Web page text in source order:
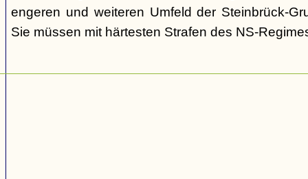
engeren und weiteren Umfeld der Steinbrück-
Sie müssen mit härtesten Strafen des NS-